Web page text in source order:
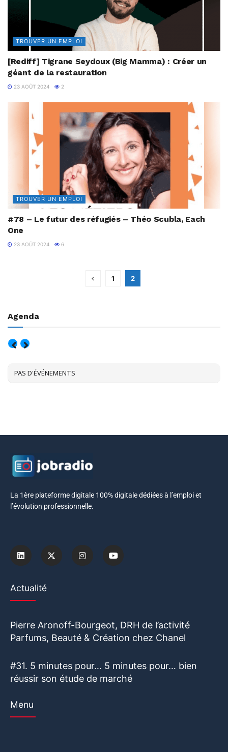
TROUVER UN EMPLOI
[Rediff] Tigrane Seydoux (Big Mamma) : Créer un
géant de la restauration
23 AOÛT 2024 2
TROUVER UN EMPLOI
#78 – Le futur des réfugiés – Théo Scubla, Each
One
23 AOÛT 2024 6
1 2
Agenda
PAS D'ÉVÉNEMENTS
La 1ère plateforme digitale 100% digitale dédiées à l’emploi et
l’évolution professionnelle.
Actualité
Pierre Aronoff-Bourgeot, DRH de l’activité
Parfums, Beauté & Création chez Chanel
#31. 5 minutes pour… 5 minutes pour… bien
réussir son étude de marché
Menu